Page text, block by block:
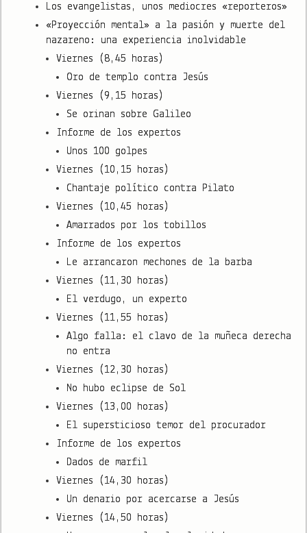
Los evangelistas, unos mediocres «reporteros»
«Proyección mental» a la pasión y muerte del
nazareno: una experiencia inolvidable
Viernes (8,45 horas)
Oro de templo contra Jesús
Viernes (9,15 horas)
Se orinan sobre Galileo
Informe de los expertos
Unos 100 golpes
Viernes (10,15 horas)
Chantaje político contra Pilato
Viernes (10,45 horas)
Amarrados por los tobillos
Informe de los expertos
Le arrancaron mechones de la barba
Viernes (11,30 horas)
El verdugo, un experto
Viernes (11,55 horas)
Algo falla: el clavo de la muñeca derecha
no entra
Viernes (12,30 horas)
No hubo eclipse de Sol
Viernes (13,00 horas)
El supersticioso temor del procurador
Informe de los expertos
Dados de marfil
Viernes (14,30 horas)
Un denario por acercarse a Jesús
Viernes (14,50 horas)